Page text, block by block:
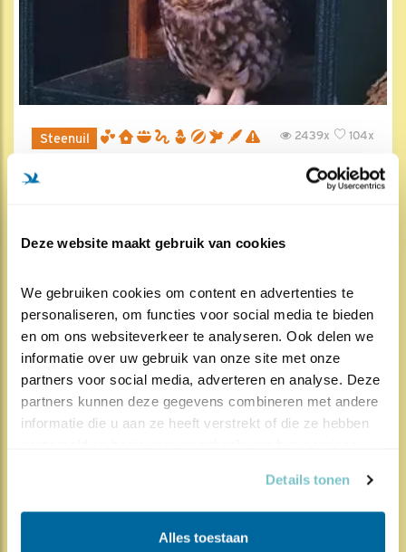
Deze website maakt gebruik van cookies
We gebruiken cookies om content en advertenties te
personaliseren, om functies voor social media te bieden
en om ons websiteverkeer te analyseren. Ook delen we
informatie over uw gebruik van onze site met onze
partners voor social media, adverteren en analyse. Deze
partners kunnen deze gegevens combineren met andere
informatie die u aan ze heeft verstrekt of die ze hebben
Details tonen
Alles toestaan
Steenuil 104x
2439x
Uilen van Lichtenvoorde